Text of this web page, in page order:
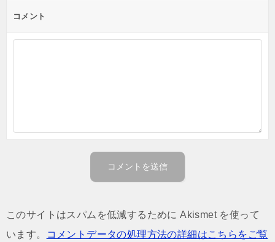
コメント
このサイトはスパムを低減するために Akismet を使って
います。
コメントデータの処理方法の詳細はこちらをご覧